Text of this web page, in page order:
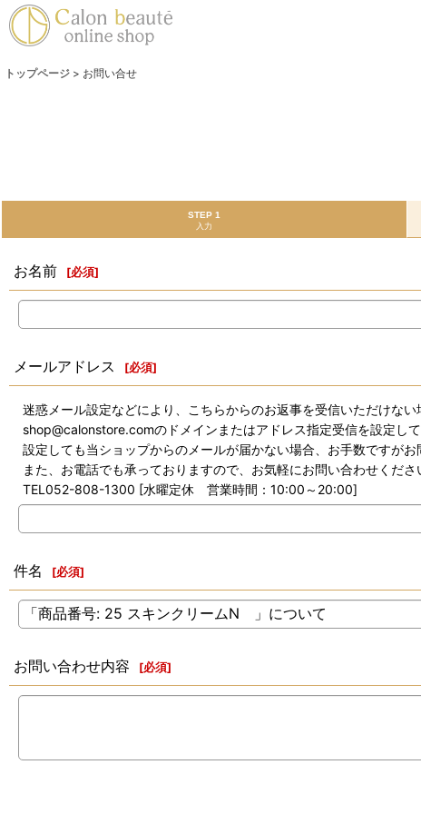
トップページ > お問い合せ
STEP 1
入力
お名前 [必須]
メールアドレス [必須]
迷惑メール設定などにより、こちらからのお返事を受信いただけない
shop@calonstore.comのドメインまたはアドレス指定受信を設定し
設定しても当ショップからのメールが届かない場合、お手数ですが
また、お電話でも承っておりますので、お気軽にお問い合わせくださ
TEL052-808-1300 [水曜定休 営業時間：10:00～20:00]
件名 [必須]
お問い合わせ内容 [必須]